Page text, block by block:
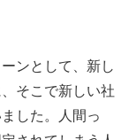
ンとして、新し
そこで新しい社
した。人間っ